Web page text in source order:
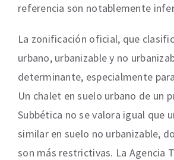
referencia son notablemente
La zonificación oficial, que
urbano, urbanizable y no
determinante, especialmente
Un chalet en suelo urbano de un
Subbética no se valora igual que
similar en suelo no urbanizable,
son más restrictivas. La Agencia